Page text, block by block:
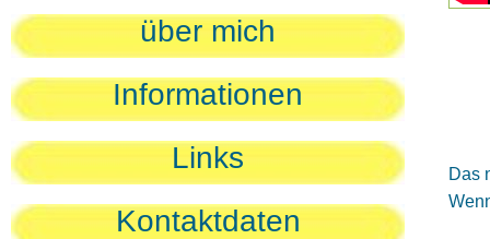
über mich
Informationen
Links
Kontaktdaten
Das